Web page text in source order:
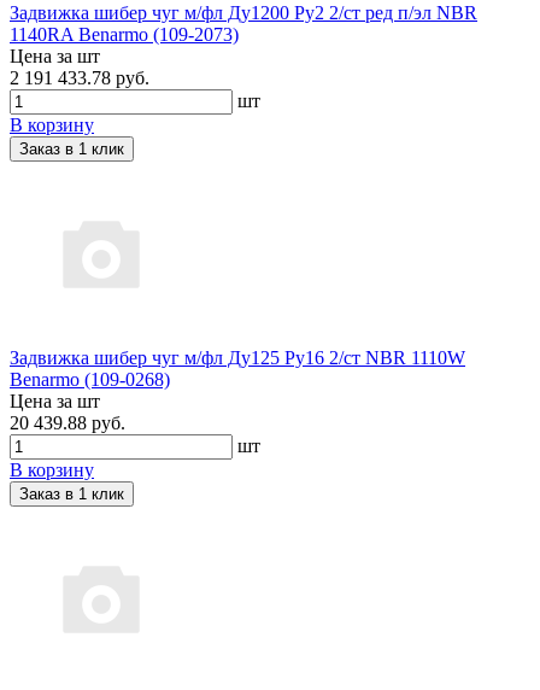
Задвижка шибер чуг м/фл Ду1200 Ру2 2/ст ред п/эл NBR
1140RA Benarmo (109-2073)
Цена за шт
2 191 433.78 руб.
шт
В корзину
Заказ в 1 клик
Задвижка шибер чуг м/фл Ду125 Ру16 2/ст NBR 1110W
Benarmo (109-0268)
Цена за шт
20 439.88 руб.
шт
В корзину
Заказ в 1 клик